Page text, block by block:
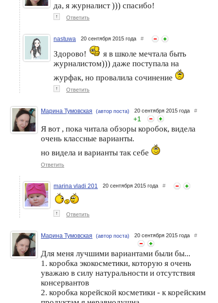
да, я журналист ))) спасибо!
↑ Ответить
nastuwa 20 сентября 2015 года #
Здорово!
я в школе мечтала быть
журналистом))) даже поступала на
журфак, но провалила сочинение
↑ Ответить
Марина Тумовская (автор поста) 20 сентября 2015 года #
+1
Я вот , пока читала обзоры коробок, видела
очень классные варианты.
но видела и варианты так себе
Ответить
marina vladi 201 20 сентября 2015 года #
↑ Ответить
Марина Тумовская (автор поста) 20 сентября 2015 года #
Для меня лучшими вариантами были бы...
1. коробка экокосметики, которую я очень
уважаю в силу натуральности и отсутствия
консервантов
2. коробка корейской косметики - к корейским